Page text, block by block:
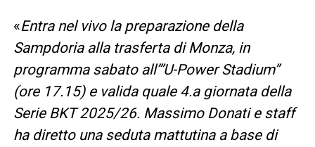
«Entra nel vivo la preparazione della
Sampdoria alla trasferta di Monza, in
programma sabato all’”U-Power Stadium”
(ore 17.15) e valida quale 4.a giornata della
Serie BKT 2025/26. Massimo Donati e staff
ha diretto una seduta mattutina a base di